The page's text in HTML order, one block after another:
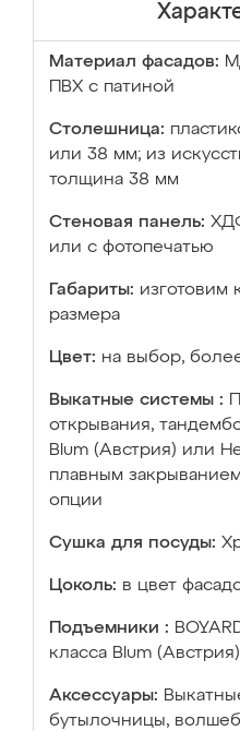
Материал фасадов:
ПВХ с патиной
Столешница:
или 38 мм; из
толщина 38 мм
Стеновая панель:
или с фотопечатью
Габариты: изготовим
размера
Цвет: на выбор,
Выкатные системы :
открывания,
Blum (Австрия) или
плавным
опции
Сушка для посуды:
Цоколь: в цвет
Подъемники :
класса Blum
Аксессуары:
бутылочницы,